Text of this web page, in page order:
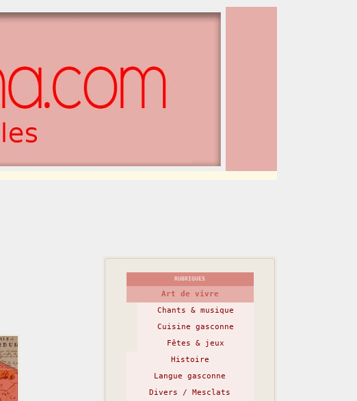
RUBRIQUES
Art de vivre
Chants & musique
Cuisine gasconne
Fêtes & jeux
Histoire
Langue gasconne
Divers / Mesclats